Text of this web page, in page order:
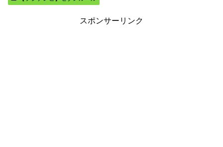
スポンサーリンク